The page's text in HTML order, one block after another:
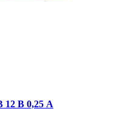
12 В 0,25 А